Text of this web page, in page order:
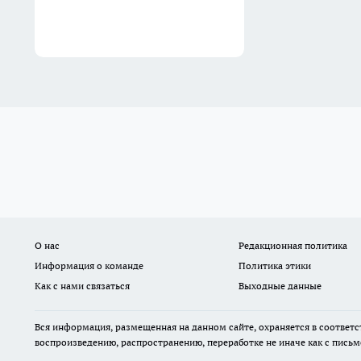
О нас Редакционная политика
Информация о команде
Политика этики
Как с нами связаться
Выходные данные
Вся информация, размещенная на данном сайте, охраняется в
воспроизведению, распространению, переработке не иначе как с